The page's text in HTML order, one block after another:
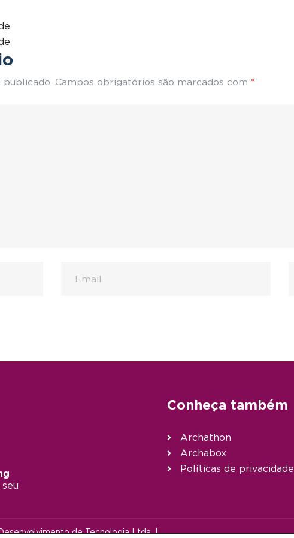
Campos obrigatórios são marcados com *
seu
Conheça também
Archathon
Archabox
Políticas de privacidade
de Tecnologia Ltda. |